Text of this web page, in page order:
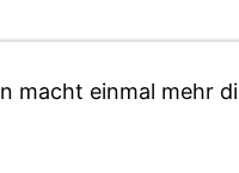
macht einmal